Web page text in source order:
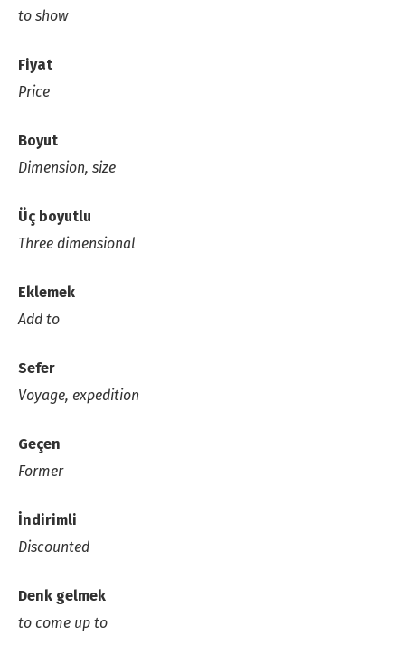
to show
Fiyat
Price
Boyut
Dimension, size
Üç boyutlu
Three dimensional
Eklemek
Add to
Sefer
Voyage, expedition
Geçen
Former
İndirimli
Discounted
Denk gelmek
to come up to